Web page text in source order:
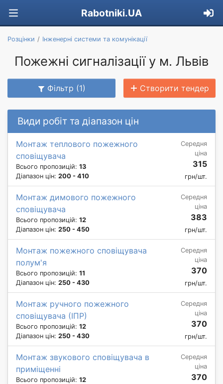
Rabotniki.UA
Розцінки Інженерні системи та комунікації
Пожежні сигналізації у м. Львів
Фільтр (1) Створити тендер
Види робіт та діапазон цін
Монтаж теплового пожежного
сповіщувача
Всього пропозицій: 13
Діапазон цін: 200 - 410
Середня
ціна
315
грн/шт.
Монтаж димового пожежного
сповіщувача
Всього пропозицій: 12
Діапазон цін: 250 - 450
Середня
ціна
383
грн/шт.
Монтаж пожежного сповіщувача
полум'я
Всього пропозицій: 11
Діапазон цін: 250 - 430
Середня
ціна
370
грн/шт.
Монтаж ручного пожежного
сповіщувача (ІПР)
Всього пропозицій: 12
Діапазон цін: 250 - 430
Середня
ціна
370
грн/шт.
Монтаж звукового сповіщувача в
приміщенні
Всього пропозицій: 12
Середня
ціна
370